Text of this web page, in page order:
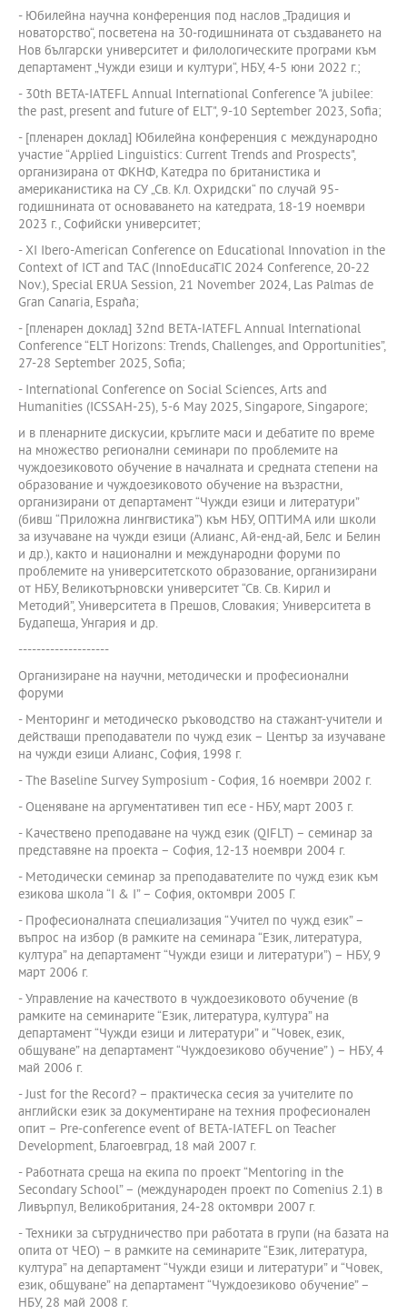
- Юбилейна научна конференция под наслов „Традиция и
новаторство“, посветена на 30-годишнината от създаването на
Нов български университет и филологическите програми към
департамент „Чужди езици и култури“, НБУ, 4-5 юни 2022 г.;
- 30th BETA-IATEFL Annual International Conference "A jubilee:
the past, present and future of ELT", 9-10 September 2023, Sofia;
- [пленарен доклад] Юбилейна конференция с международно
участие “Applied Linguistics: Current Trends and Prospects",
организирана от ФКНФ, Катедра по британистика и
американистика на СУ „Св. Кл. Охридски“ по случай 95-
годишнината от основаването на катедрата, 18-19 ноември
2023 г., Софийски университет;
- XI Ibero-American Conference on Educational Innovation in the
Context of ICT and TAC (InnoEducaTIC 2024 Conference, 20-22
Nov.), Special ERUA Session, 21 November 2024, Las Palmas de
Gran Canaria, España;
- [пленарен доклад] 32nd BETA-IATEFL Annual International
Conference “ELT Horizons: Trends, Challenges, and Opportunities”,
27-28 September 2025, Sofia;
- International Conference on Social Sciences, Arts and
Humanities (ICSSAH-25), 5-6 May 2025, Singapore, Singapore;
и в пленарните дискусии, кръглите маси и дебатите по време
на множество регионални семинари по проблемите на
чуждоезиковото обучение в началната и средната степени на
образование и чуждоезиковото обучение на възрастни,
организирани от департамент “Чужди езици и литератури”
(бивш “Приложна лингвистика”) към НБУ, ОПТИМА или школи
за изучаване на чужди езици (Алианс, Ай-енд-ай, Белс и Белин
и др.), както и национални и международни форуми по
проблемите на университетското образование, организирани
от НБУ, Великотърновски университет “Св. Св. Кирил и
Методий”, Университета в Прешов, Словакия; Университета в
Будапеща, Унгария и др.
--------------------
Организиране на научни, методически и професионални
форуми
- Менторинг и методическо ръководство на стажант-учители и
действащи преподаватели по чужд език – Център за изучаване
на чужди езици Алианс, София, 1998 г.
- The Baseline Survey Symposium - София, 16 ноември 2002 г.
- Оценяване на аргументативен тип есе - НБУ, март 2003 г.
- Качествено преподаване на чужд език (QIFLT) – семинар за
представяне на проекта – София, 12-13 ноември 2004 г.
- Методически семинар за преподавателите по чужд език към
езикова школа “I & I” – София, октомври 2005 Г.
- Професионалната специализация “Учител по чужд език” –
въпрос на избор (в рамките на семинара “Език, литература,
култура” на департамент “Чужди езици и литератури”) – НБУ, 9
март 2006 г.
- Управление на качеството в чуждоезиковото обучение (в
рамките на семинарите “Език, литература, култура” на
департамент “Чужди езици и литератури” и “Човек, език,
общуване” на департамент “Чуждоезиково обучение” ) – НБУ, 4
май 2006 г.
- Just for the Record? – практическа сесия за учителите по
английски език за документиране на техния професионален
опит – Pre-conference event of BETA-IATEFL on Teacher
Development, Благоевград, 18 май 2007 г.
- Работната среща на екипа по проект “Mentoring in the
Secondary School” – (международен проект по Comenius 2.1) в
Ливърпул, Великобритания, 24-28 октомври 2007 г.
- Техники за сътрудничество при работата в групи (на базата на
опита от ЧЕО) – в рамките на семинарите “Език, литература,
култура” на департамент “Чужди езици и литератури” и “Човек,
език, общуване” на департамент “Чуждоезиково обучение” –
НБУ, 28 май 2008 г.